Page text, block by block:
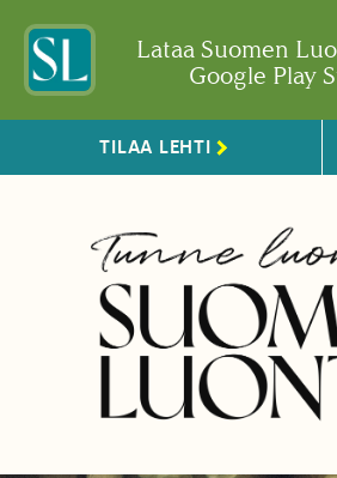
Lataa Suomen
Google Play
TILAA LEHTI